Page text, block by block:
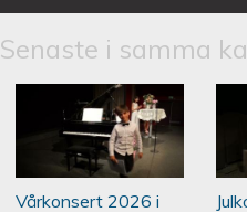
Senaste i samma
Piano Marly
PALLADIUM
Vårkonsert 2026 i